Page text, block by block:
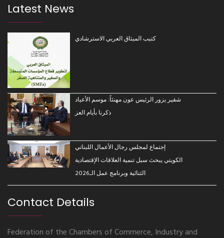
Latest News
كتيب الميثاق العربي الاسترشادي
شقير يزور الرئيس عون مهنئاً: موسم الأعياد
ذكرنا بأيام العز
إجتماع لمجلس رجال الأعمال اللبناني
الكويتي يبحث سبل تنمية العلاقات الإقتصادية
الثنائية وبرنامج عمل الـ2026
Contact Details
Federation of the Chambers of Commerce, Industry and